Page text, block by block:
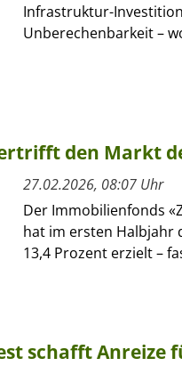
Infrastruktur-
Unberechenbarkeit –
den Markt
27.02.2026, 08:07 Uhr
Der Immobilienfonds
hat im ersten Halbjahr
13,4 Prozent erzielt –
schafft Anreize